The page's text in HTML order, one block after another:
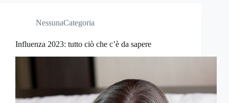
NessunaCategoria
Influenza 2023: tutto ciò che c’è da sapere